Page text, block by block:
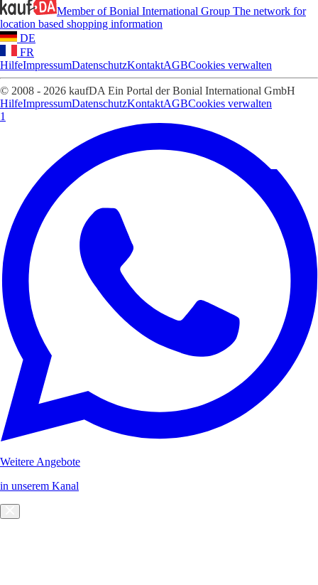
Member of Bonial International Group The network for
location based shopping information
DE
FR
HilfeImpressumDatenschutzKontaktAGBCookies verwalten
© 2008 - 2026 kaufDA Ein Portal der Bonial International GmbH
HilfeImpressumDatenschutzKontaktAGBCookies verwalten
1
Weitere Angebote
in unserem Kanal